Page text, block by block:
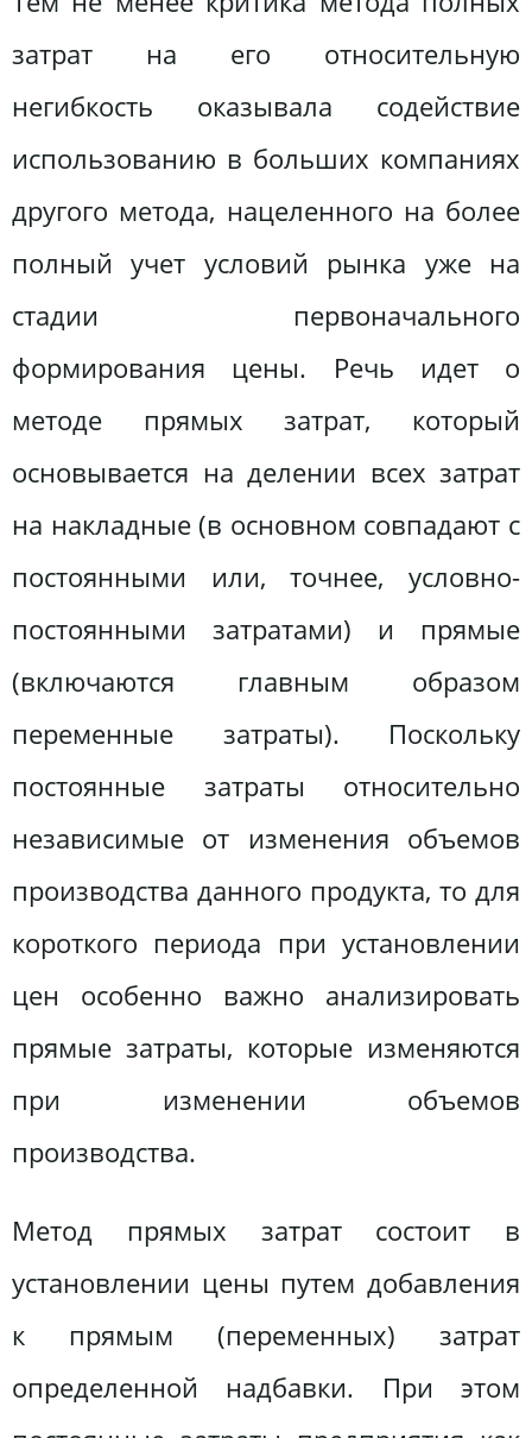
затрат на его относительную
негибкость оказывала содействие
использованию в больших компаниях
другого метода, нацеленного на более
полный учет условий рынка уже на
стадии первоначального
формирования цены. Речь идет о
методе прямых затрат, который
основывается на делении всех затрат
на накладные (в основном совпадают с
постоянными или, точнее, условно-
постоянными затратами) и прямые
(включаются главным образом
переменные затраты). Поскольку
постоянные затраты относительно
независимые от изменения объемов
производства данного продукта, то для
короткого периода при установлении
цен особенно важно анализировать
прямые затраты, которые изменяются
при изменении объемов
производства.
Метод прямых затрат состоит в
установлении цены путем добавления
к прямым (переменных) затрат
определенной надбавки. При этом